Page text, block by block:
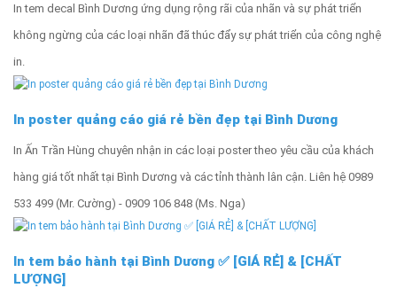
In tem decal Bình Dương ứng dụng rộng rãi của nhãn và sự phát triển
không ngừng của các loại nhãn đã thúc đẩy sự phát triển của công nghệ
in.
In poster quảng cáo giá rẻ bền đẹp tại Bình Dương
In Ấn Trần Hùng chuyên nhận in các loại poster theo yêu cầu của khách
hàng giá tốt nhất tại Bình Dương và các tỉnh thành lân cận. Liên hệ 0989
533 499 (Mr. Cường) - 0909 106 848 (Ms. Nga)
In tem bảo hành tại Bình Dương ✅ [GIÁ RẺ] & [CHẤT
LƯỢNG]